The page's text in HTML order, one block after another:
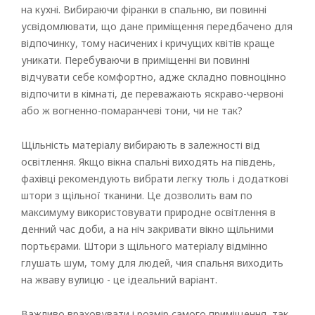
на кухні. Вибираючи фіранки в спальню, ви повинні
усвідомлювати, що дане приміщення передбачено для
відпочинку, тому насичених і кричущих квітів краще
уникати. Перебуваючи в приміщенні ви повинні
відчувати себе комфортно, адже складно повноцінно
відпочити в кімнаті, де переважають яскраво-червоні
або ж вогненно-помаранчеві тони, чи не так?
Щільність матеріалу вибирають в залежності від
освітлення. Якщо вікна спальні виходять на південь,
фахівці рекомендують вибрати легку тюль і додаткові
штори з щільної тканини. Це дозволить вам по
максимуму використовувати природне освітлення в
денний час доби, а на ніч закривати вікно щільними
портьєрами. Штори з щільного матеріалу відмінно
глушать шум, тому для людей, чия спальня виходить
на жваву вулицю - це ідеальний варіант.